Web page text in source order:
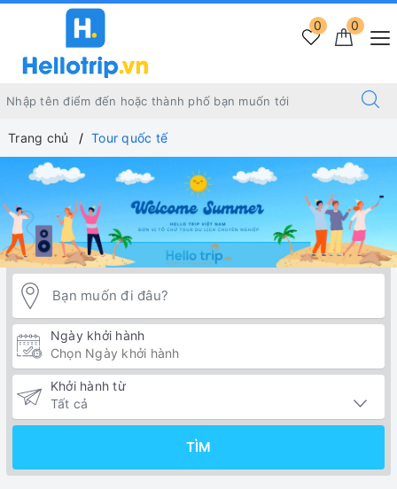
0
0
Trang chủ Tour quốc tế
Ngày khởi hành
Khởi hành từ
TÌM